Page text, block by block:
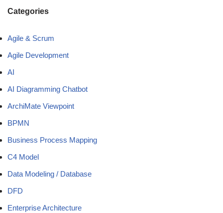
Categories
Agile & Scrum
Agile Development
AI
AI Diagramming Chatbot
ArchiMate Viewpoint
BPMN
Business Process Mapping
C4 Model
Data Modeling / Database
DFD
Enterprise Architecture